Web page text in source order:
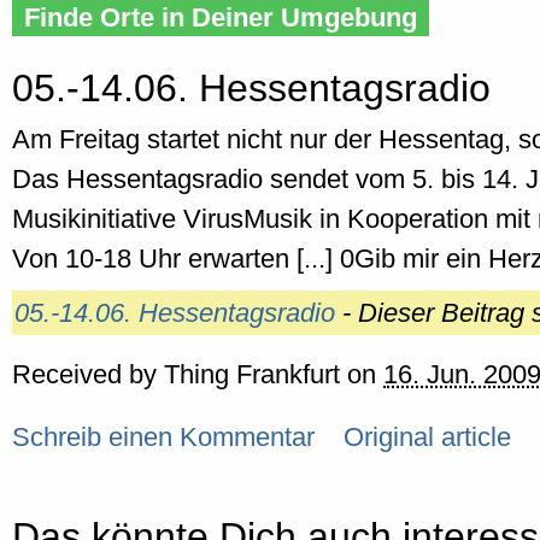
Finde Orte in Deiner Umgebung
05.-14.06. Hessentagsradio
Am Freitag startet nicht nur der Hessentag,
Das Hessentagsradio sendet vom 5. bis 14.
Musikinitiative VirusMusik in Kooperation
Von 10-18 Uhr erwarten [...] 0Gib mir ein
05.-14.06. Hessentagsradio - Dieser Beitrag
Received by Thing Frankfurt on 16. Jun.
Schreib einen Kommentar Original article